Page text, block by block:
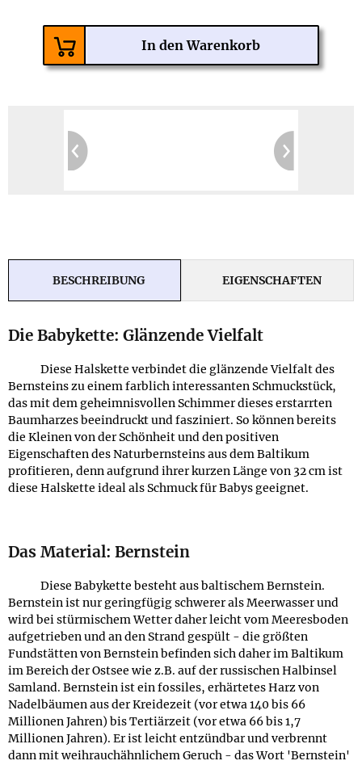
BESCHREIBUNG EIGENSCHAFTEN
Die Babykette: Glänzende Vielfalt
Diese Halskette verbindet die glänzende Vielfalt des
Bernsteins zu einem farblich interessanten Schmuckstück,
das mit dem geheimnisvollen Schimmer dieses erstarrten
Baumharzes beeindruckt und fasziniert. So können bereits
die Kleinen von der Schönheit und den positiven
Eigenschaften des Naturbernsteins aus dem Baltikum
profitieren, denn aufgrund ihrer kurzen Länge von 32 cm ist
diese Halskette ideal als Schmuck für Babys geeignet.
Das Material: Bernstein
Diese Babykette besteht aus baltischem Bernstein.
Bernstein ist nur geringfügig schwerer als Meerwasser und
wird bei stürmischem Wetter daher leicht vom Meeresboden
aufgetrieben und an den Strand gespült - die größten
Fundstätten von Bernstein befinden sich daher im Baltikum
im Bereich der Ostsee wie z.B. auf der russischen Halbinsel
Samland. Bernstein ist ein fossiles, erhärtetes Harz von
Nadelbäumen aus der Kreidezeit (vor etwa 140 bis 66
Millionen Jahren) bis Tertiärzeit (vor etwa 66 bis 1,7
Millionen Jahren). Er ist leicht entzündbar und verbrennt
dann mit weihrauchähnlichem Geruch - das Wort 'Bernstein'